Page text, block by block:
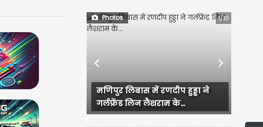
Photos 1/10
मणिपुर लिबास में रणदीप हुड्डा ने
गर्लफ्रेंड लिन लैशराम के...
राजस्थान में हुई भव्य
IAS परी की सगाई, दादी और...
Previous Next